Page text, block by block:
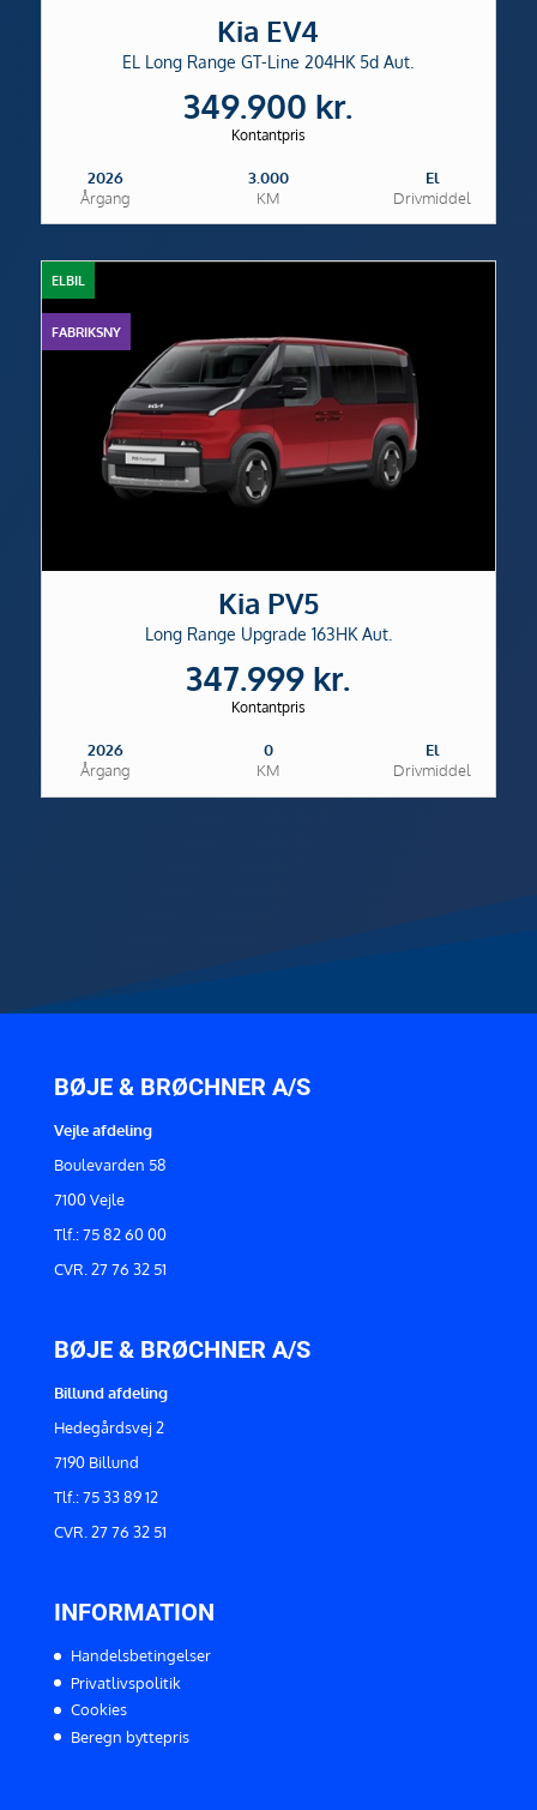
Kia EV4
EL Long Range GT-Line 204HK 5d Aut.
349.900 kr.
Kontantpris
2026
Årgang
3.000
KM
El
Drivmiddel
ELBIL
FABRIKSNY
Kia PV5
Long Range Upgrade 163HK Aut.
347.999 kr.
Kontantpris
2026
Årgang
0
KM
El
Drivmiddel
BØJE & BRØCHNER A/S
Vejle afdeling
Boulevarden 58
7100 Vejle
Tlf.: 75 82 60 00
CVR. 27 76 32 51
BØJE & BRØCHNER A/S
Billund afdeling
Hedegårdsvej 2
7190 Billund
Tlf.: 75 33 89 12
CVR. 27 76 32 51
INFORMATION
Handelsbetingelser
Privatlivspolitik
Cookies
Beregn byttepris